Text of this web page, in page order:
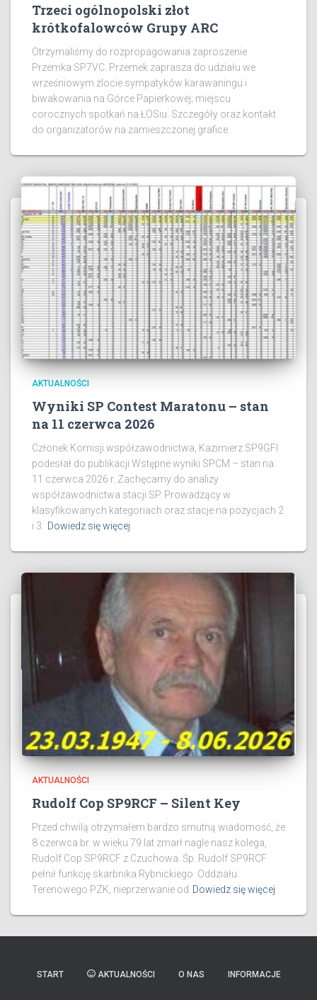
Trzeci ogólnopolski złot
krótkofalowców Grupy ARC
Otrzymaliśmy do rozpropagowania zaproszenie
Przemka SP7VC. Przemek zaprasza do udziału we
wrześniowym zlocie sympatyków karawaningu i
biwakowania na Górce Papierkowej; miejscu
corocznych spotkań na ŁOSiu. Szczegóły oraz kontakt
do organizatorów na zamieszczonej grafice.
AKTUALNOŚCI
Wyniki SP Contest Maratonu – stan
na 11 czerwca 2026
Członek Komisji współzawodnictwa, Kazimierz SP9GFI
podesłał do publikacji Wstępne wyniki SPCM – stan na
11 czerwca 2026 r. Zachęcamy do analizy
współzawodnictwa stacji SP. Prowadzący w
klasyfikowanych kategoriach oraz stacje na pozycjach 2
i 3: Dowiedz się więcej
AKTUALNOŚCI
Rudolf Cop SP9RCF – Silent Key
Przed chwilą otrzymałem bardzo smutną wiadomość, że
8 czerwca br. w wieku 79 lat zmarł nagle nasz kolega,
Rudolf Cop SP9RCF z Czuchowa. Śp. Rudolf SP9RCF
pełnił funkcję skarbnika Rybnickiego Oddziału
Terenowego PZK, nieprzerwanie od Dowiedz się więcej
START AKTUALNOŚCI O NAS INFORMACJE